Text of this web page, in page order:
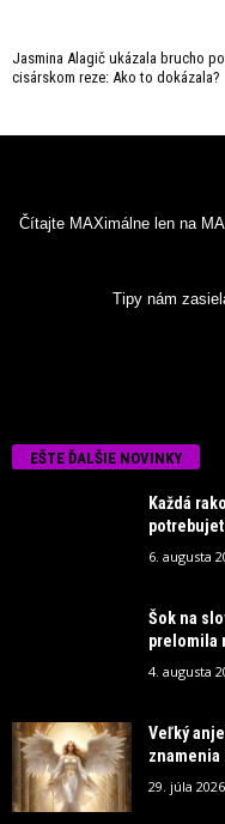
Jasmina Alagič ukázala brucho po
cisárskom reze: Ako to dokázala?
Čítajte MAXimálne len na
Tipy nám
EŠTE ĎALŠIE NOVINKY
Každá
6. augusta
Šok na
prelomila
4. augusta
Veľký
29. júla 2026